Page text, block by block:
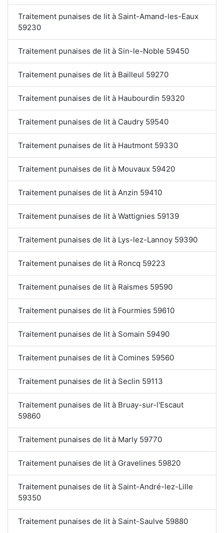
Traitement punaises de lit à Saint-Amand-les-Eaux
59230
Traitement punaises de lit à Sin-le-Noble 59450
Traitement punaises de lit à Bailleul 59270
Traitement punaises de lit à Haubourdin 59320
Traitement punaises de lit à Caudry 59540
Traitement punaises de lit à Hautmont 59330
Traitement punaises de lit à Mouvaux 59420
Traitement punaises de lit à Anzin 59410
Traitement punaises de lit à Wattignies 59139
Traitement punaises de lit à Lys-lez-Lannoy 59390
Traitement punaises de lit à Roncq 59223
Traitement punaises de lit à Raismes 59590
Traitement punaises de lit à Fourmies 59610
Traitement punaises de lit à Somain 59490
Traitement punaises de lit à Comines 59560
Traitement punaises de lit à Seclin 59113
Traitement punaises de lit à Bruay-sur-l'Escaut
59860
Traitement punaises de lit à Marly 59770
Traitement punaises de lit à Gravelines 59820
Traitement punaises de lit à Saint-André-lez-Lille
59350
Traitement punaises de lit à Saint-Saulve 59880